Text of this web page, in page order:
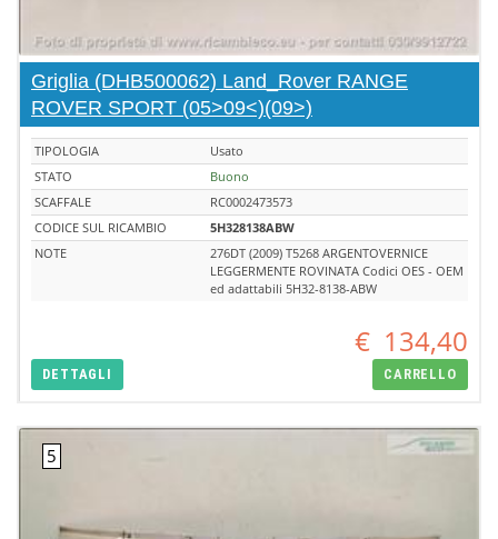
Griglia (DHB500062) Land_Rover RANGE
ROVER SPORT (05>09<)(09>)
TIPOLOGIA
Usato
STATO
Buono
SCAFFALE
RC0002473573
CODICE SUL RICAMBIO
5H328138ABW
NOTE
276DT (2009) T5268 ARGENTOVERNICE
LEGGERMENTE ROVINATA Codici OES - OEM
ed adattabili 5H32-8138-ABW
€ 134,40
DETTAGLI CARRELLO